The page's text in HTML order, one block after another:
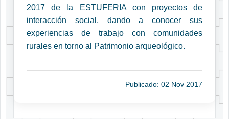
2017 de la ESTUFERIA con proyectos de
interacción social, dando a conocer sus
experiencias de trabajo con comunidades
rurales en torno al Patrimonio arqueológico.
Publicado: 02 Nov 2017